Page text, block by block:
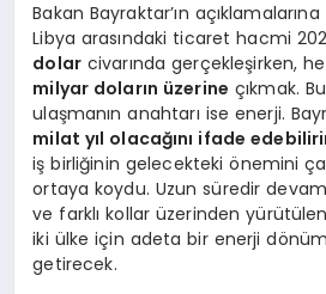
Bakan Bayraktar’ın
Libya arasındaki ticaret hacmi
dolarcivarında gerçekleşirken,
milyar doların üzerine çıkmak.
ulaşmanın anahtarı ise enerji.
milat yıl olacağını ifade
iş birliğinin gelecekteki önemini
ortaya koydu. Uzun süredir
ve farklı kollar üzerinden yürütülen
iki ülke için adeta bir enerji
getirecek.